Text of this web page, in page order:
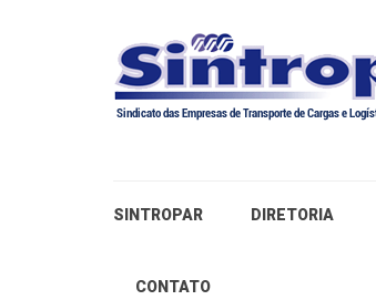
SINTROPAR DIRETORIA
CONTATO